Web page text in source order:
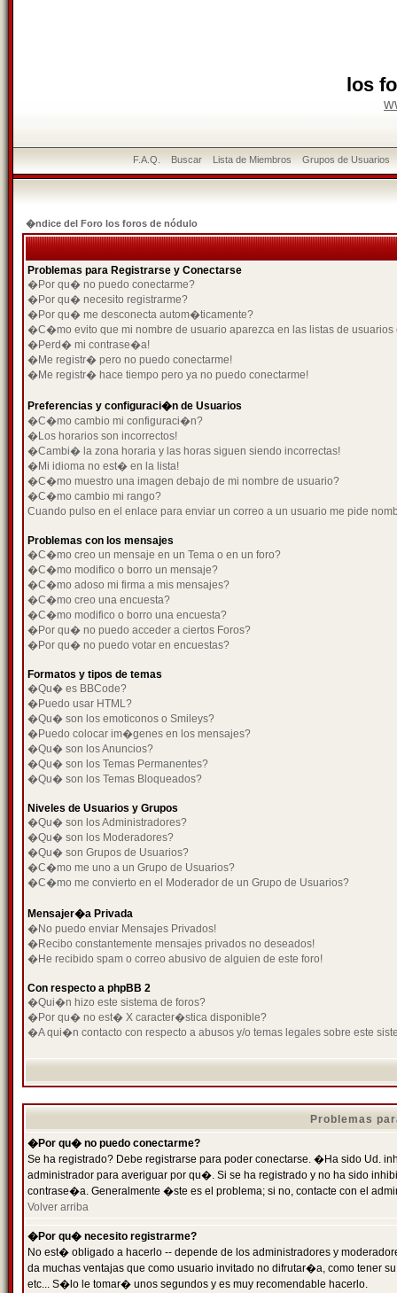
los
F.A.Q. Buscar Lista de Miembros Grupos de Usuarios
�ndice del Foro los foros de nódulo
Problemas para Registrarse y Conectarse
�Por qu� no puedo conectarme?
�Por qu� necesito registrarme?
�Por qu� me desconecta autom�ticamente?
�C�mo evito que mi nombre de usuario aparezca en las listas de usuarios
�Perd� mi contrase�a!
�Me registr� pero no puedo conectarme!
�Me registr� hace tiempo pero ya no puedo conectarme!
Preferencias y configuraci�n de Usuarios
�C�mo cambio mi configuraci�n?
�Los horarios son incorrectos!
�Cambi� la zona horaria y las horas siguen siendo incorrectas!
�Mi idioma no est� en la lista!
�C�mo muestro una imagen debajo de mi nombre de usuario?
�C�mo cambio mi rango?
Cuando pulso en el enlace para enviar un correo a un usuario me pide
Problemas con los mensajes
�C�mo creo un mensaje en un Tema o en un foro?
�C�mo modifico o borro un mensaje?
�C�mo adoso mi firma a mis mensajes?
�C�mo creo una encuesta?
�C�mo modifico o borro una encuesta?
�Por qu� no puedo acceder a ciertos Foros?
�Por qu� no puedo votar en encuestas?
Formatos y tipos de temas
�Qu� es BBCode?
�Puedo usar HTML?
�Qu� son los emoticonos o Smileys?
�Puedo colocar im�genes en los mensajes?
�Qu� son los Anuncios?
�Qu� son los Temas Permanentes?
�Qu� son los Temas Bloqueados?
Niveles de Usuarios y Grupos
�Qu� son los Administradores?
�Qu� son los Moderadores?
�Qu� son Grupos de Usuarios?
�C�mo me uno a un Grupo de Usuarios?
�C�mo me convierto en el Moderador de un Grupo de Usuarios?
Mensajer�a Privada
�No puedo enviar Mensajes Privados!
�Recibo constantemente mensajes privados no deseados!
�He recibido spam o correo abusivo de alguien de este foro!
Con respecto a phpBB 2
�Qui�n hizo este sistema de foros?
�Por qu� no est� X caracter�stica disponible?
�A qui�n contacto con respecto a abusos y/o temas legales sobre este
Problemas
�Por qu� no puedo conectarme?
Se ha registrado? Debe registrarse para poder conectarse. �Ha sido Ud.
administrador para averiguar por qu�. Si se ha registrado y no ha sido
contrase�a. Generalmente �ste es el problema; si no, contacte con el
Volver arriba
�Por qu� necesito registrarme?
No est� obligado a hacerlo -- depende de los administradores y
da muchas ventajas que como usuario invitado no difrutar�a, como tener
etc... S�lo le tomar� unos segundos y es muy recomendable hacerlo.